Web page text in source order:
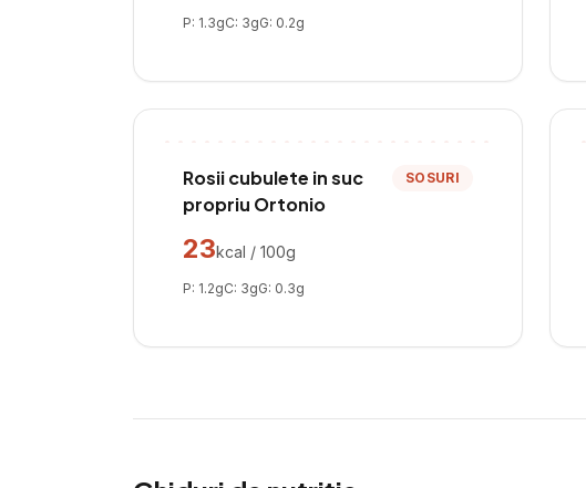
P: 1.3gC: 3gG: 0.2g
Rosii cubulete in suc
propriu Ortonio
SOSURI
23kcal / 100g
P: 1.2gC: 3gG: 0.3g